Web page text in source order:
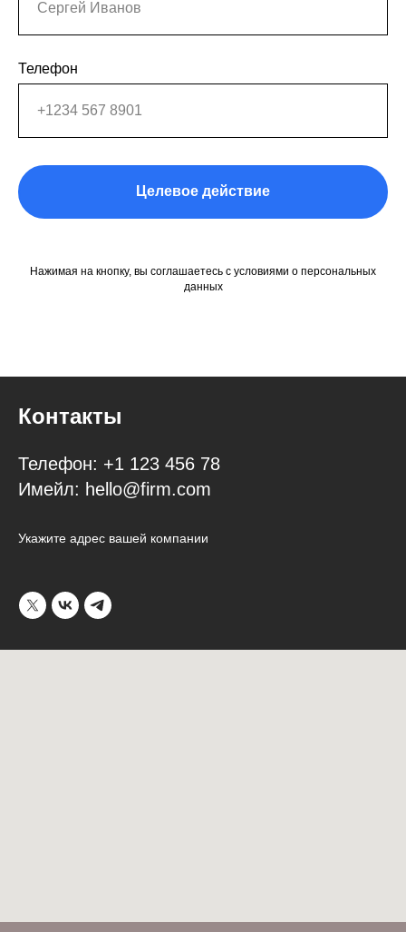
Телефон
Целевое действие
Нажимая на кнопку, вы соглашаетесь с условиями о персональных
данных
Контакты
Телефон: +1 123 456 78
Имейл: hello@firm.com
Укажите адрес вашей компании